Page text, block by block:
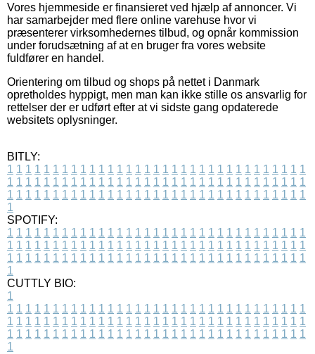
Vores hjemmeside er finansieret ved hjælp af annoncer. Vi
har samarbejder med flere online varehuse hvor vi
præsenterer virksomhedernes tilbud, og opnår kommission
under forudsætning af at en bruger fra vores website
fuldfører en handel.
Orientering om tilbud og shops på nettet i Danmark
opretholdes hyppigt, men man kan ikke stille os ansvarlig for
rettelser der er udført efter at vi sidste gang opdaterede
websitets oplysninger.
BITLY:
1 1 1 1 1 1 1 1 1 1 1 1 1 1 1 1 1 1 1 1 1 1 1 1 1 1 1 1 1 1 1 1 1
1 1 1 1 1 1 1 1 1 1 1 1 1 1 1 1 1 1 1 1 1 1 1 1 1 1 1 1 1 1 1 1 1
1 1 1 1 1 1 1 1 1 1 1 1 1 1 1 1 1 1 1 1 1 1 1 1 1 1 1 1 1 1 1 1 1
1
SPOTIFY:
1 1 1 1 1 1 1 1 1 1 1 1 1 1 1 1 1 1 1 1 1 1 1 1 1 1 1 1 1 1 1 1 1
1 1 1 1 1 1 1 1 1 1 1 1 1 1 1 1 1 1 1 1 1 1 1 1 1 1 1 1 1 1 1 1 1
1 1 1 1 1 1 1 1 1 1 1 1 1 1 1 1 1 1 1 1 1 1 1 1 1 1 1 1 1 1 1 1 1
1
CUTTLY BIO:
1
1 1 1 1 1 1 1 1 1 1 1 1 1 1 1 1 1 1 1 1 1 1 1 1 1 1 1 1 1 1 1 1 1
1 1 1 1 1 1 1 1 1 1 1 1 1 1 1 1 1 1 1 1 1 1 1 1 1 1 1 1 1 1 1 1 1
1 1 1 1 1 1 1 1 1 1 1 1 1 1 1 1 1 1 1 1 1 1 1 1 1 1 1 1 1 1 1 1 1
1